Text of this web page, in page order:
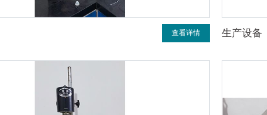
查看详情 生产设备